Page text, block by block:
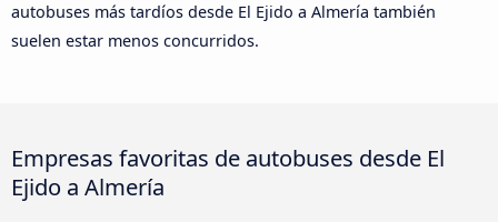
autobuses más tardíos desde El Ejido a Almería también
suelen estar menos concurridos.
Empresas favoritas de autobuses desde El
Ejido a Almería